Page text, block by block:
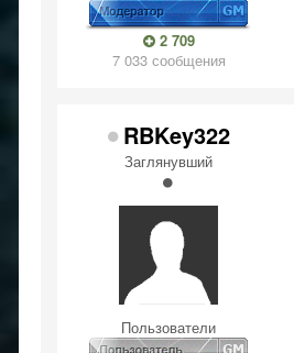
2 709
7 033 сообщения
RBKey322
Заглянувший
Пользователи